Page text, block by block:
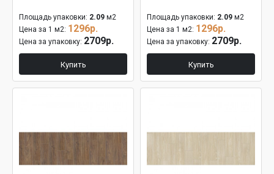
Площадь упаковки: 2.09 м2
Цена за 1 м2: 1296р.
Цена за упаковку: 2709р.
Купить
Площадь упаковки: 2.09 м2
Цена за 1 м2: 1296р.
Цена за упаковку: 2709р.
Купить